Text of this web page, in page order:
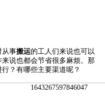
从事搬运的工人们来说也可以
说也都会节省很多麻烦。那
？有哪些主要渠道呢？